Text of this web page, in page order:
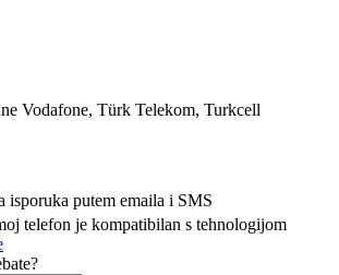
Vodafone, Türk Telekom, Turkcell
isporuka putem emaila i SMS
telefon je kompatibilan s tehnologijom